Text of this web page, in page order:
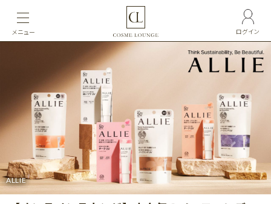
ログイン
メニュー
ALLIE